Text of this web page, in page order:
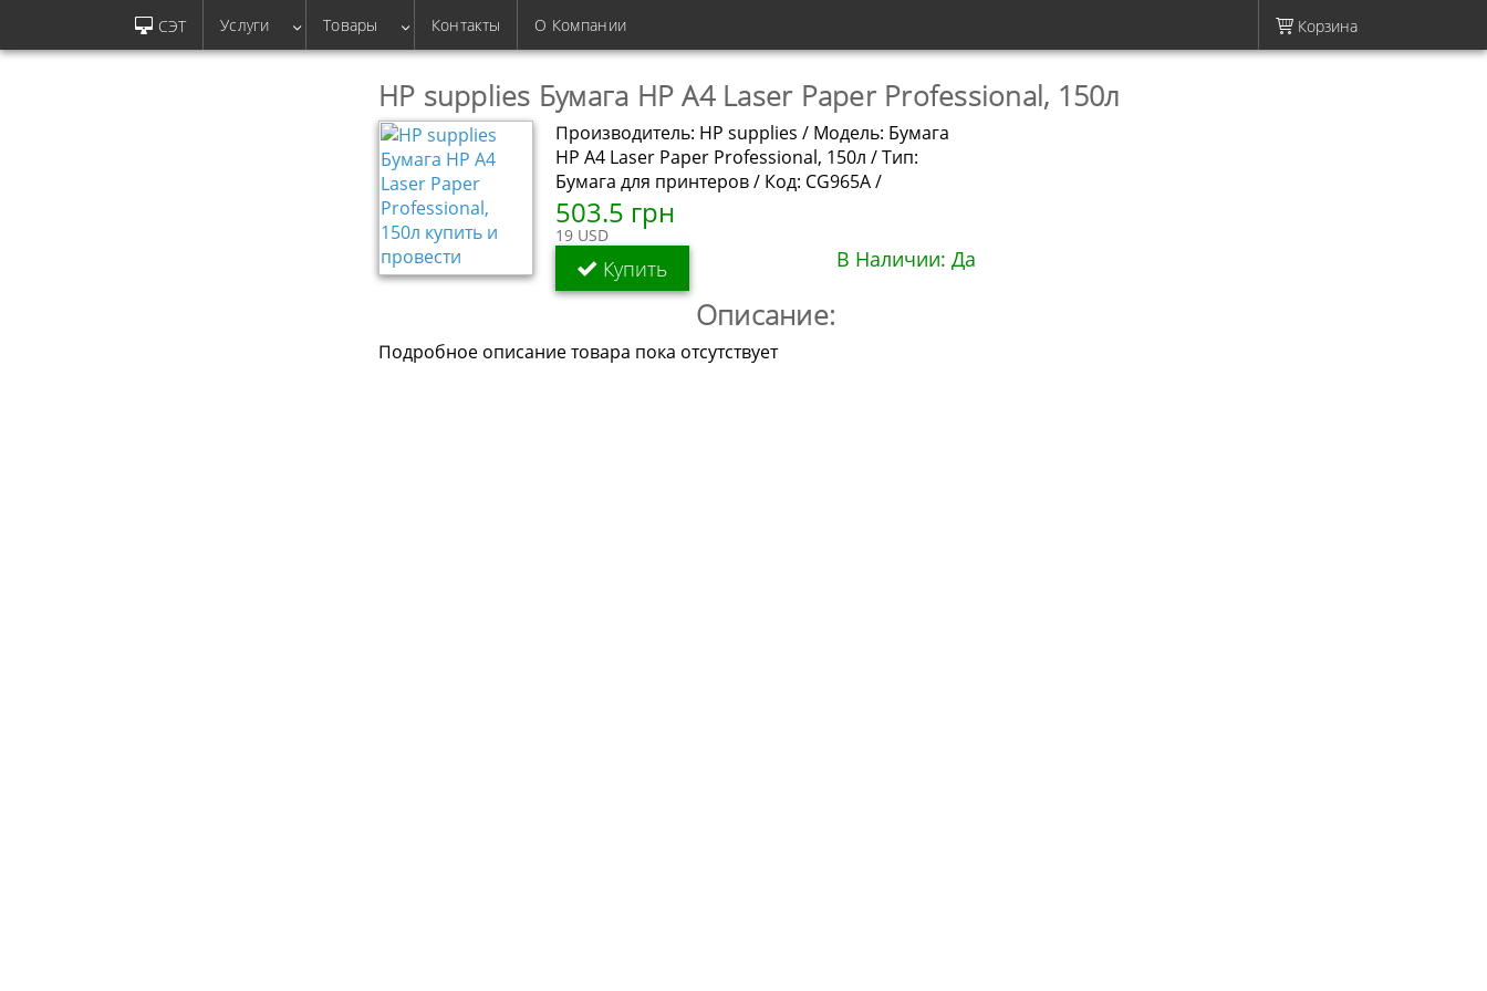
СЭТ Услуги Товары Контакты О Компании Корзина
HP supplies Бумага HP A4 Laser Paper Professional, 150л
Производитель: HP supplies / Модель: Бумага
HP A4 Laser Paper Professional, 150л / Тип:
Бумага для принтеров / Код: CG965A /
503.5 грн
19 USD
Купить В Наличии: Да
Описание:
Подробное описание товара пока отсутствует